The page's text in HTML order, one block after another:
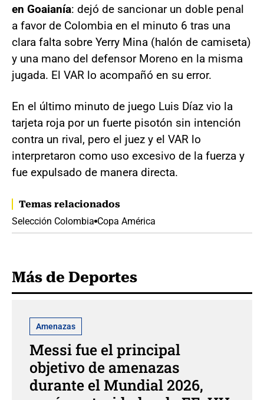
en Goaianía: dejó de sancionar un doble penal
a favor de Colombia en el minuto 6 tras una
clara falta sobre Yerry Mina (halón de camiseta)
y una mano del defensor Moreno en la misma
jugada. El VAR lo acompañó en su error.
En el último minuto de juego Luis Díaz vio la
tarjeta roja por un fuerte pisotón sin intención
contra un rival, pero el juez y el VAR lo
interpretaron como uso excesivo de la fuerza y
fue expulsado de manera directa.
Temas relacionados
Selección Colombia Copa América
Más de Deportes
Amenazas
Messi fue el principal
objetivo de amenazas
durante el Mundial 2026,